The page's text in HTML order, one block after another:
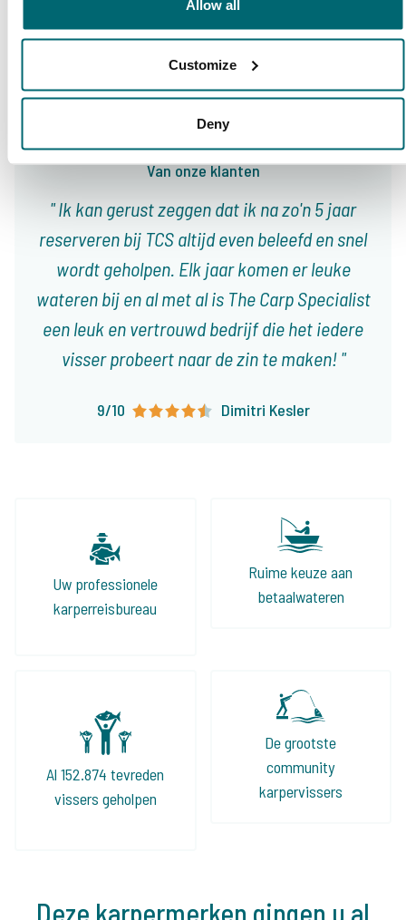
Allow all
Customize
Deny
Van onze klanten
Ik kan gerust zeggen dat ik na zo'n 5 jaar
reserveren bij TCS altijd even beleefd en snel
wordt geholpen. Elk jaar komen er leuke
wateren bij en al met al is The Carp Specialist
een leuk en vertrouwd bedrijf die het iedere
visser probeert naar de zin te maken!
9/10 Dimitri Kesler
Uw professionele
karperreisbureau
Ruime keuze aan
betaalwateren
Al 152.874 tevreden
vissers geholpen
De grootste
community
karpervissers
Deze karpermerken gingen u al